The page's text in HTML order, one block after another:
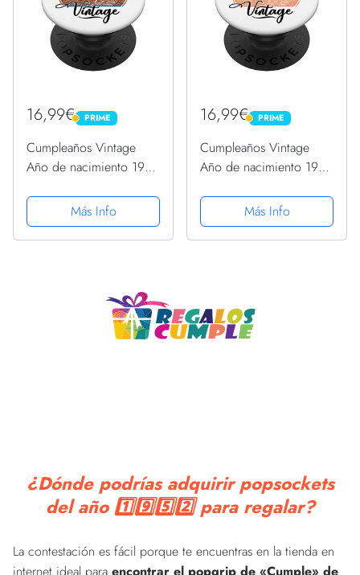
16,99€ PRIME
PRIME
Cumpleaños Vintage
Año de nacimiento 1952
PopSockets PopGrip
Intercambiable
Más Info
16,99€ PRIME
PRIME
Cumpleaños Vintage
Año de nacimiento 1952
PopSockets PopGrip
Intercambiable
Más Info
¿Dónde podrías adquirir popsockets
del año 1️⃣9️⃣5️⃣2️⃣ para regalar?
La contestación es fácil porque te encuentras en la tienda en
internet ideal para encontrar el popgrip de «Cumple» de